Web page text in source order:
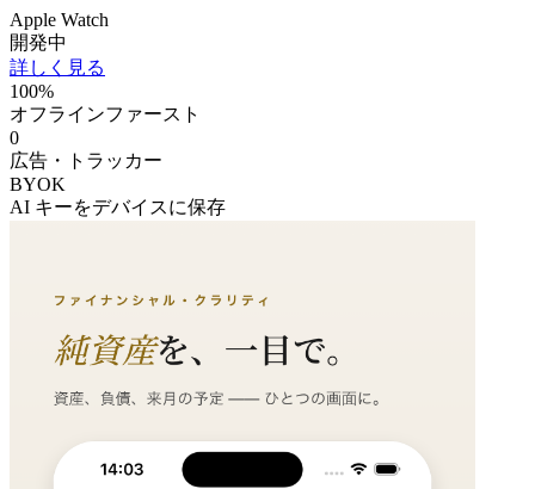
Apple Watch
開発中
詳しく見る
100%
オフラインファースト
0
広告・トラッカー
BYOK
AI キーをデバイスに保存